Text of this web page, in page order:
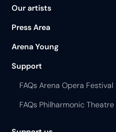
Our artists
Press Area
Arena Young
Support
FAQs Arena Opera Festival
FAQs Philharmonic Theatre